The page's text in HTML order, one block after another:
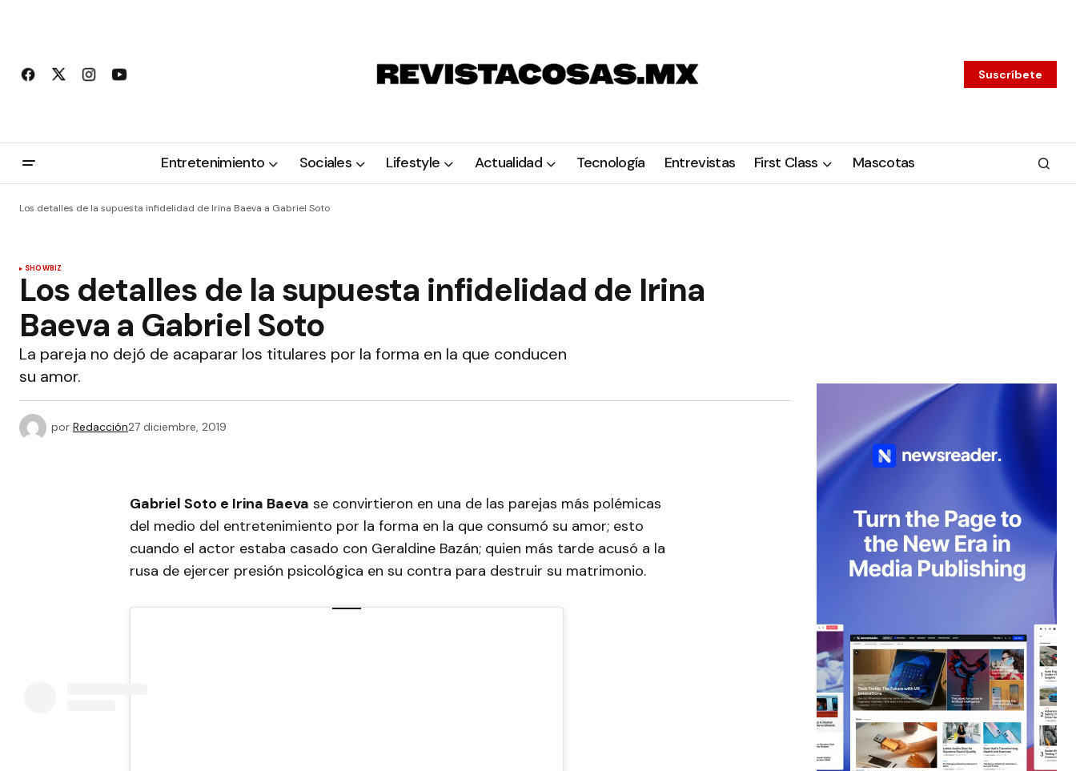
Suscríbete
Entretenimiento Sociales Lifestyle Actualidad Tecnología Entrevistas First Class Mascotas
Los detalles de la supuesta infidelidad de Irina Baeva a Gabriel Soto
SHOWBIZ
Los detalles de la supuesta infidelidad de Irina
Baeva a Gabriel Soto
La pareja no dejó de acaparar los titulares por la forma en la que conducen
su amor.
por Redacción27 diciembre, 2019
Gabriel Soto e Irina Baeva se convirtieron en una de las parejas más polémicas
del medio del entretenimiento por la forma en la que consumó su amor; esto
cuando el actor estaba casado con Geraldine Bazán; quien más tarde acusó a la
rusa de ejercer presión psicológica en su contra para destruir su matrimonio.